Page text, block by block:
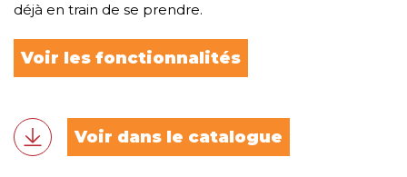
déjà en train de se prendre.
Voir les fonctionnalités
Voir dans le catalogue